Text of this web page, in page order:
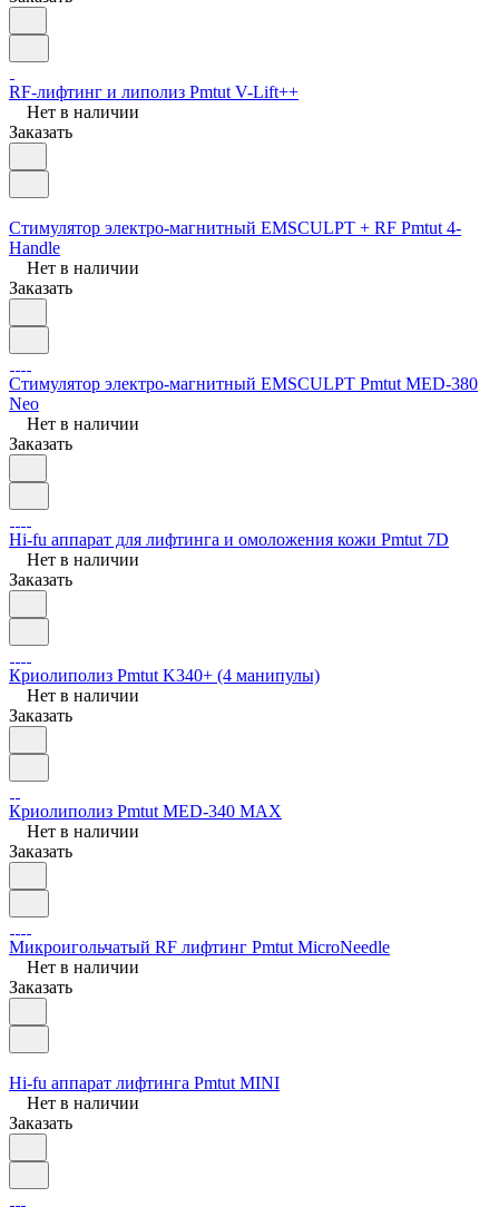
RF-лифтинг и липолиз Pmtut V-Lift++
Нет в наличии
Заказать
Стимулятор электро-магнитный EMSCULPT + RF Pmtut 4-
Handle
Нет в наличии
Заказать
Стимулятор электро-магнитный EMSCULPT Pmtut MED-380
Neo
Нет в наличии
Заказать
Hi-fu аппарат для лифтинга и омоложения кожи Pmtut 7D
Нет в наличии
Заказать
Криолиполиз Pmtut K340+ (4 манипулы)
Нет в наличии
Заказать
Криолиполиз Pmtut MED-340 MAX
Нет в наличии
Заказать
Микроигольчатый RF лифтинг Pmtut MicroNeedle
Нет в наличии
Заказать
Hi-fu аппарат лифтинга Pmtut MINI
Нет в наличии
Заказать